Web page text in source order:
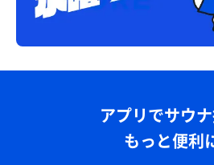
アプリでサウ
もっと便利